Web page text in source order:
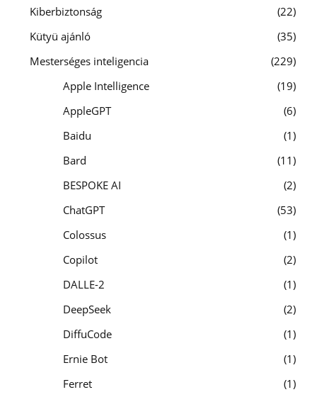
Kiberbiztonság
22
Kütyü ajánló
35
Mesterséges inteligencia
229
Apple Intelligence
19
AppleGPT
6
Baidu
1
Bard
11
BESPOKE AI
2
ChatGPT
53
Colossus
1
Copilot
2
DALLE-2
1
DeepSeek
2
DiffuCode
1
Ernie Bot
1
Ferret
1